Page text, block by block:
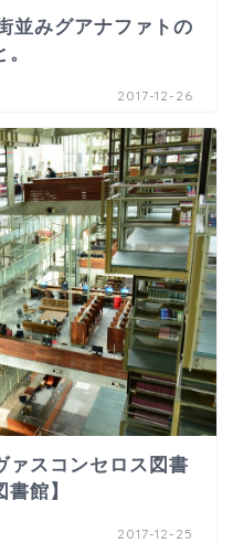
並みグアナファトの
2017-12-26
ァスコンセロス図書
館】
2017-12-25